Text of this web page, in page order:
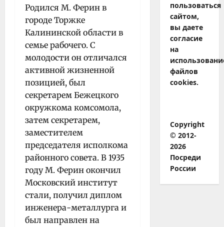
Родился М. Ферин в
городе Торжке
Калининской области в
семье рабочего. С
молодости он отличался
активной жизненной
позицией, был
секретарем Бежецкого
окружкома комсомола,
затем секретарем,
заместителем
председателя исполкома
районного совета. В 1935
году М. Ферин окончил
Московский институт
стали, получил диплом
инженера-металлурга и
был направлен на
пользоваться
сайтом,
вы даете
согласие
на
файлов
cookies.
Copyright
© 2012-
2026
Посреди
России